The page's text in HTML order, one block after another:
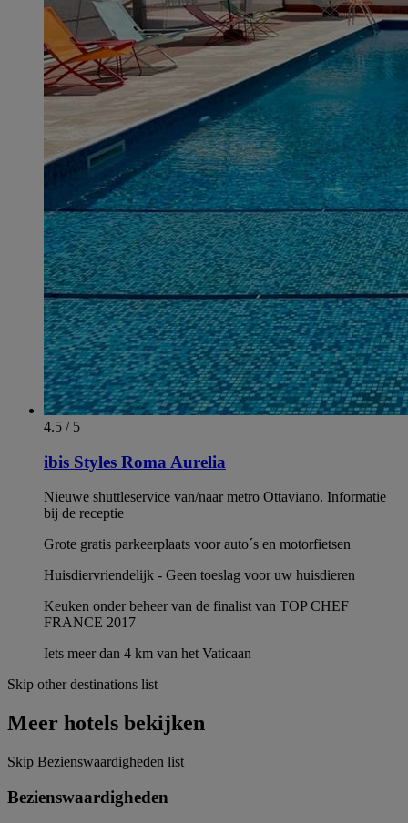
4.5 / 5
ibis Styles Roma Aurelia
Nieuwe shuttleservice van/naar metro Ottaviano. Informatie
bij de receptie
Grote gratis parkeerplaats voor auto´s en motorfietsen
Huisdiervriendelijk - Geen toeslag voor uw huisdieren
Keuken onder beheer van de finalist van TOP CHEF
FRANCE 2017
Iets meer dan 4 km van het Vaticaan
Skip other destinations list
Meer hotels bekijken
Skip Bezienswaardigheden list
Bezienswaardigheden